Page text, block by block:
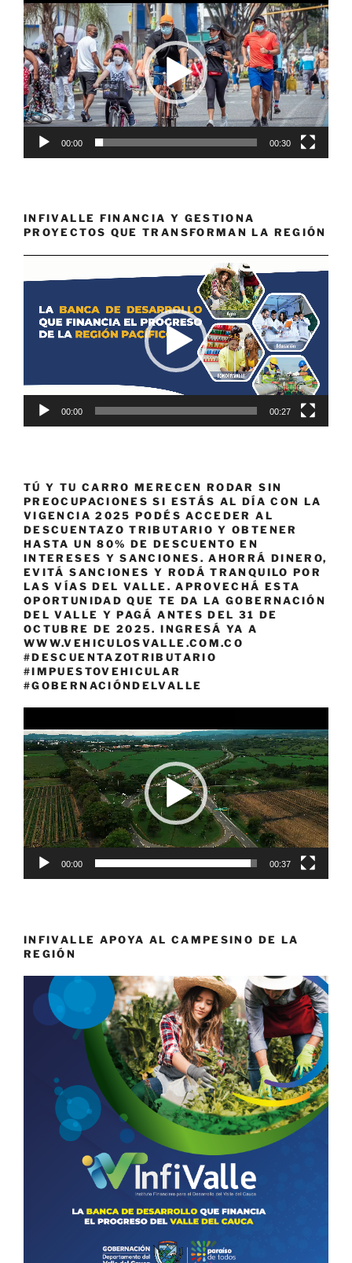
de
vídeo
00:00 00:30
INFIVALLE FINANCIA Y GESTIONA
PROYECTOS QUE TRANSFORMAN LA REGIÓN
de
00:00 00:27
TÚ Y TU CARRO MERECEN RODAR SIN
PREOCUPACIONES SI ESTÁS AL DÍA CON LA
VIGENCIA 2025 PODÉS ACCEDER AL
DESCUENTAZO TRIBUTARIO Y OBTENER
HASTA UN 80% DE DESCUENTO EN
INTERESES Y SANCIONES. AHORRÁ DINERO,
EVITÁ SANCIONES Y RODÁ TRANQUILO POR
LAS VÍAS DEL VALLE. APROVECHÁ ESTA
OPORTUNIDAD QUE TE DA LA GOBERNACIÓN
DEL VALLE Y PAGÁ ANTES DEL 31 DE
OCTUBRE DE 2025. INGRESÁ YA A
WWW.VEHICULOSVALLE.COM.CO
#DESCUENTAZOTRIBUTARIO
#IMPUESTOVEHICULAR
#GOBERNACIÓNDELVALLE
de
vídeo
00:00 00:37
INFIVALLE APOYA AL CAMPESINO DE LA
REGIÓN